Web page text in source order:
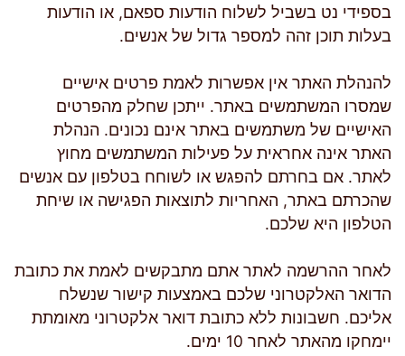
בספידי נט בשביל לשלוח הודעות ספאם, או הודעות
בעלות תוכן זהה למספר גדול של אנשים.
להנהלת האתר אין אפשרות לאמת פרטים אישיים
שמסרו המשתמשים באתר. ייתכן שחלק מהפרטים
האישיים של משתמשים באתר אינם נכונים. הנהלת
האתר אינה אחראית על פעילות המשתמשים מחוץ
לאתר. אם בחרתם להפגש או לשוחח בטלפון עם אנשים
שהכרתם באתר, האחריות לתוצאות הפגישה או שיחת
הטלפון היא שלכם.
לאחר ההרשמה לאתר אתם מתבקשים לאמת את כתובת
הדואר האלקטרוני שלכם באמצעות קישור שנשלח
אליכם. חשבונות ללא כתובת דואר אלקטרוני מאומתת
יימחקו מהאתר לאחר 10 ימים.